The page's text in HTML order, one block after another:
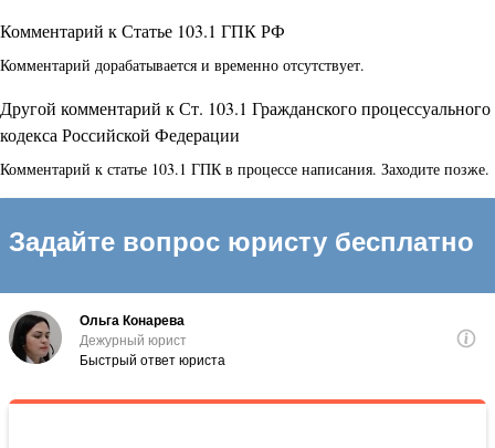
Комментарий к Статье 103.1 ГПК РФ
Комментарий дорабатывается и временно отсутствует.
Другой комментарий к Ст. 103.1 Гражданского процессуального
кодекса Российской Федерации
Комментарий к статье 103.1 ГПК в процессе написания. Заходите позже.